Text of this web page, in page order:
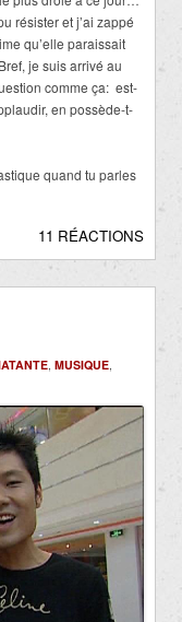
résister et j’ai zappé
qu’elle paraissait
Bref, je suis arrivé au
comme ça: est-
en possède-t-
quand tu parles
11 RÉACTIONS
, MUSIQUE,